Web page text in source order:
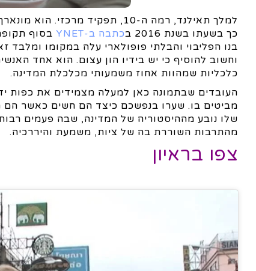
למלך תאילנד, רמה ה-10, תפקיד
כך בשעתו בשנת 2016 ב
כתבה ב-YNET
בנו הפליבוי והבלתי פופולארי עלה במקומו
וחשוב להוסיף כי יש בידיו הון עצום. הוא אחד
כלכליות שמהוות אחוז משמעותי מכלכלת המדינה.
העובדים שבתמונה כאן למעלה מצמידים את כפות
מביטים בו. שערו בנפשכם כיצד הם חשים כאשר הם
שלו נובע מההיסטוריה של המדינה, שבה פעמים
מהתרבות השוררת בה של ציות, משמעת והיררכיה.
צפו בראיון